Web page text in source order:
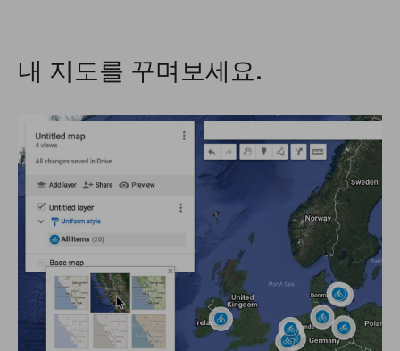
내 지도를 꾸며보세요.